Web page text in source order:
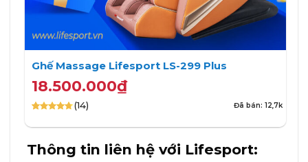
Ghế Massage Lifesport LS-299 Plus
18.500.000₫
dựa trên
(14) Đã bán: 12,7k
Thông tin liên hệ với Lifesport: